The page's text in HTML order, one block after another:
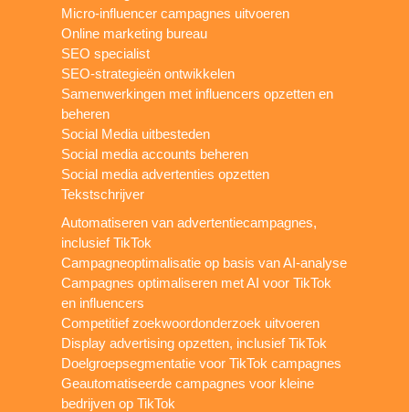
Micro-influencer campagnes uitvoeren
Online marketing bureau
SEO specialist
SEO-strategieën ontwikkelen
Samenwerkingen met influencers opzetten en
beheren
Social Media uitbesteden
Social media accounts beheren
Social media advertenties opzetten
Tekstschrijver
Automatiseren van advertentiecampagnes,
inclusief TikTok
Campagneoptimalisatie op basis van AI-analyse
Campagnes optimaliseren met AI voor TikTok
en influencers
Competitief zoekwoordonderzoek uitvoeren
Display advertising opzetten, inclusief TikTok
Doelgroepsegmentatie voor TikTok campagnes
Geautomatiseerde campagnes voor kleine
bedrijven op TikTok